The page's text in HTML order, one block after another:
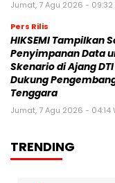
Jumat, 7 Agu 2026 - 09:32
Pers Rilis
HIKSEMI Tampilkan
Penyimpanan Data
Skenario di Ajang
Dukung
Tenggara
Jumat, 7 Agu 2026 - 04:14
TRENDING